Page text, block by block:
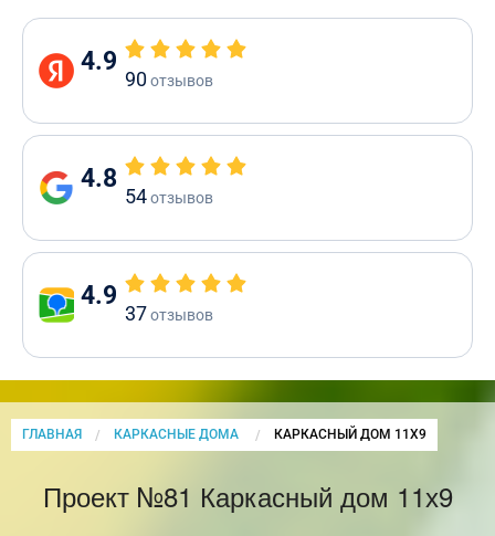
4.9
90отзывов
4.8
54отзывов
4.9
37отзывов
ГЛАВНАЯ КАРКАСНЫЕ ДОМА CURRENT:
КАРКАСНЫЙ ДОМ 11Х9
Проект №81 Каркасный дом 11х9